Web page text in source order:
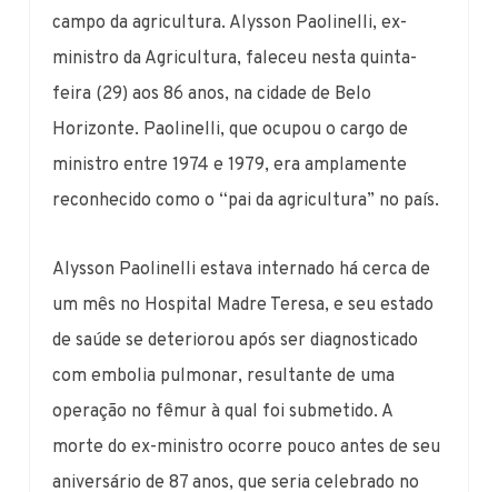
campo da agricultura. Alysson Paolinelli, ex-
ministro da Agricultura, faleceu nesta quinta-
feira (29) aos 86 anos, na cidade de Belo
Horizonte. Paolinelli, que ocupou o cargo de
ministro entre 1974 e 1979, era amplamente
reconhecido como o “pai da agricultura” no país.
Alysson Paolinelli estava internado há cerca de
um mês no Hospital Madre Teresa, e seu estado
de saúde se deteriorou após ser diagnosticado
com embolia pulmonar, resultante de uma
operação no fêmur à qual foi submetido. A
morte do ex-ministro ocorre pouco antes de seu
aniversário de 87 anos, que seria celebrado no